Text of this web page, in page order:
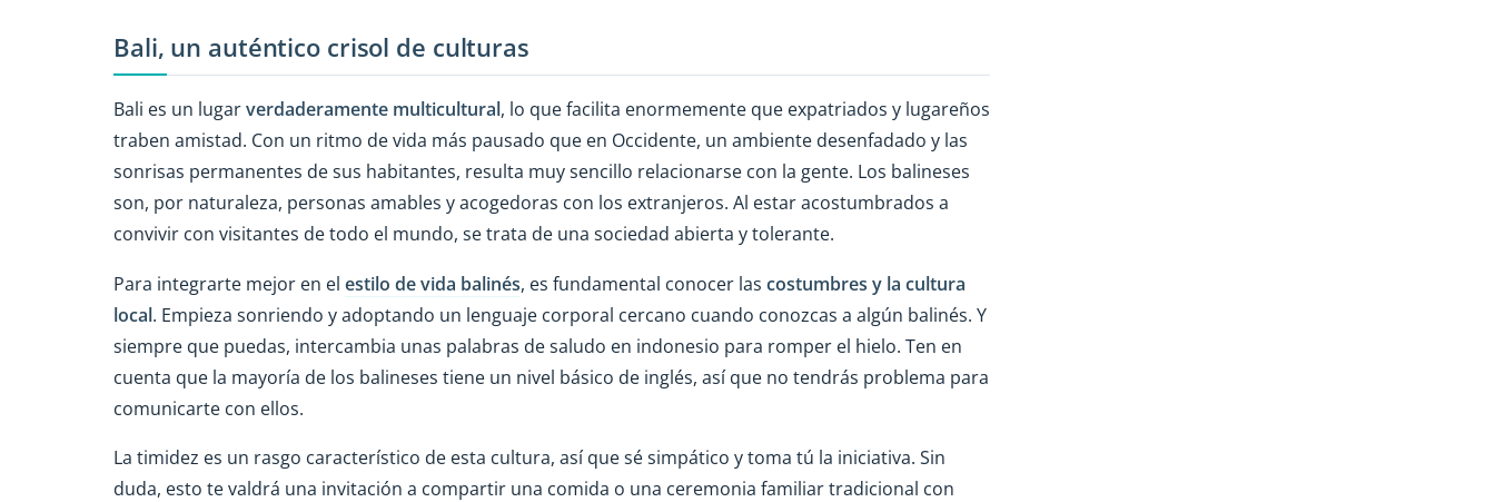
Bali, un auténtico crisol de culturas
Bali es un lugarverdaderamente multicultural, lo que facilita enormemente que expatriados y lugareños
traben amistad. Con un ritmo de vida más pausado que en Occidente, un ambiente desenfadado y las
sonrisas permanentes de sus habitantes, resulta muy sencillo relacionarse con la gente. Los balineses
son, por naturaleza, personas amables y acogedoras con los extranjeros. Al estar acostumbrados a
convivir con visitantes de todo el mundo, se trata de una sociedad abierta y tolerante.
Para integrarte mejor en el estilo de vida balinés, es fundamental conocer las costumbres y la cultura
local. Empieza sonriendo y adoptando un lenguaje corporal cercano cuando conozcas a algún balinés. Y
siempre que puedas, intercambia unas palabras de saludo en indonesio para romper el hielo. Ten en
cuenta que la mayoría de los balineses tiene un nivel básico de inglés, así que no tendrás problema para
comunicarte con ellos.
La timidez es un rasgo característico de esta cultura, así que sé simpático y toma tú la iniciativa. Sin
duda, esto te valdrá una invitación a compartir una comida o una ceremonia familiar tradicional con